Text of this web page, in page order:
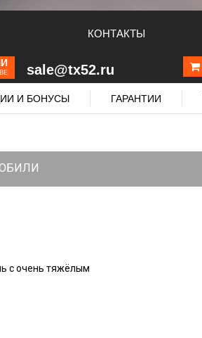
КОНТАКТЫ
sale@tx52.ru
И БОНУСЫ ГАРАНТИИ
с очень тяжёлым